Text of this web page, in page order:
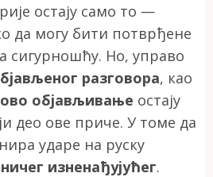
остају само то —
да могу бити потврђене
сигурношћу. Но, управо
разговора, као
објављивање остају
део ове приче. У томе да
ударе на руску
изненађујућег.